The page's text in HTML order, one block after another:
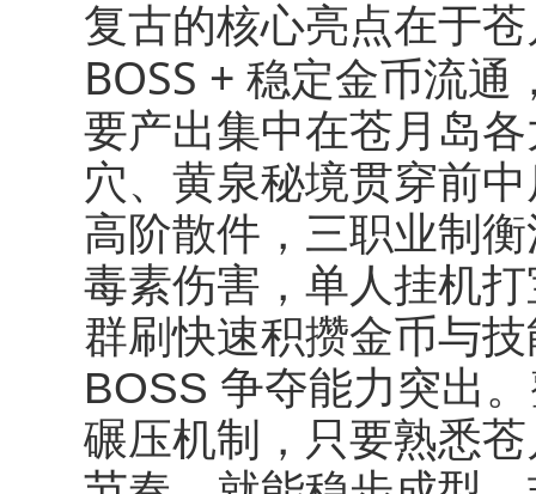
复古的核心亮点在于
BOSS + 稳定金币流通
要产出集中在苍月岛
穴、黄泉秘境贯穿前
高阶散件，三职业制
毒素伤害，单人挂机
群刷快速积攒金币与
BOSS 争夺能力突出
碾压机制，只要熟悉